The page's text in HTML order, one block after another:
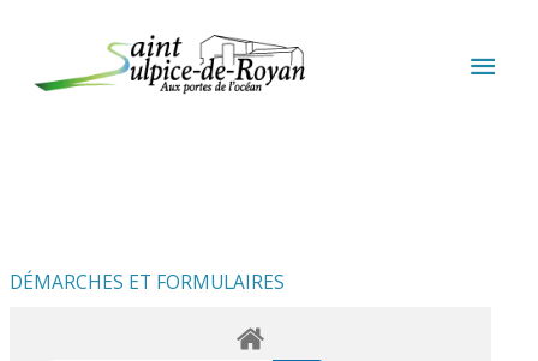
DÉMARCHES ET FORMULAIRES